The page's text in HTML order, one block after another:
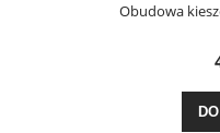
Obudowa